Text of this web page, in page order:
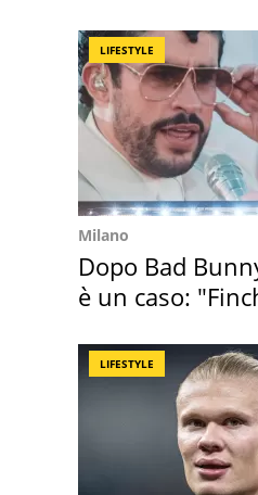
LIFESTYLE
Milano
Dopo Bad
è un caso:
LIFESTYLE